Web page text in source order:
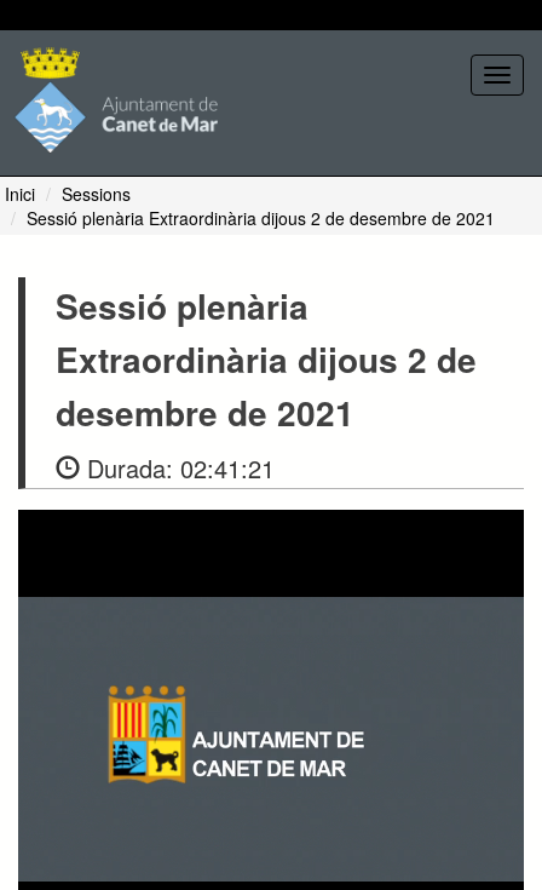
Inici
Sessions
Sessió plenària Extraordinària dijous 2 de desembre de 2021
Sessió plenària
Extraordinària dijous 2 de
desembre de 2021
Durada: 02:41:21